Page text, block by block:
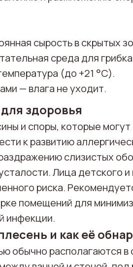
сырость в скрытых
среда для
(до +21 °C).
— влага не уходит.
здоровья
и споры, которые могут
к развитию
слизистых
Лица детского
риска.
помещений для
инфекции.
и как её
обычно располагаются